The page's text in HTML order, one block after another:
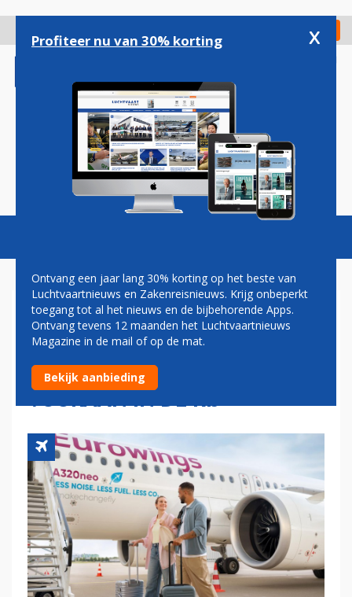
gaan
Check in
Magazine Podcasts Vacatures
EUROWINGS KOMT MET
PRIORITY BOARDING: VOOR
EEN PAAR EURO EXTRA
VOORAAN IN DE RIJ
Profiteer nu van 30% korting x
Ontvang een jaar lang 30% korting op het beste van
Luchtvaartnieuws en Zakenreisnieuws. Krijg onbeperkt
toegang tot al het nieuws en de bijbehorende Apps.
Ontvang tevens 12 maanden het Luchtvaartnieuws
Magazine in de mail of op de mat.
Bekijk aanbieding